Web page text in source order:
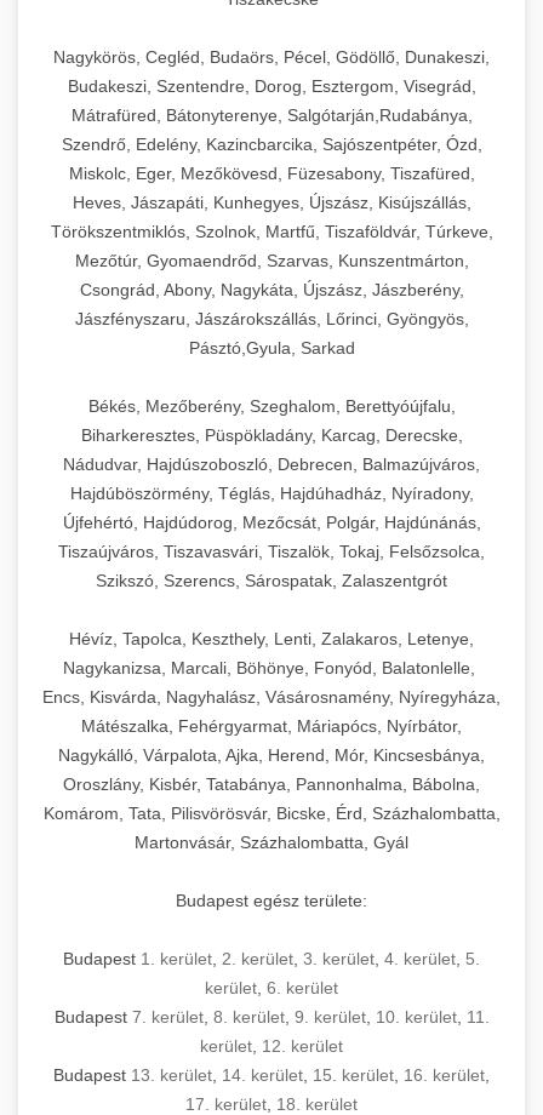
chef-iparikonyhagepek.hu
élelmiszer-előkészítéshez. Különböző reszelési
méretek különböző alkalmazásokhoz.
chef-iparikonyhagepek.hu
kereskedelmi sajtreszelő
🍳 28. Nagykonyhai
Berendezések
+
Teljes körű nagykonyhai berendezések és
professzionális vendéglátóipari kellékek.
Minden, ami szükséges éttermi és catering
műveletekhez.
chef-iparikonyhagepek.hu
kereskedelmi konyhai megoldások
Nagykörös, Cegléd, Budaörs, Pécel, Gödöllő, Dunakeszi,
Budakeszi, Szentendre, Dorog, Esztergom, Visegrád,
Mátrafüred, Bátonyterenye, Salgótarján,Rudabánya,
Szendrő, Edelény, Kazincbarcika, Sajószentpéter, Ózd,
Miskolc, Eger, Mezőkövesd, Füzesabony, Tiszafüred,
Heves, Jászapáti, Kunhegyes, Újszász, Kisújszállás,
Törökszentmiklós, Szolnok, Martfű, Tiszaföldvár, Túrkeve,
Mezőtúr, Gyomaendrőd, Szarvas, Kunszentmárton,
Csongrád, Abony, Nagykáta, Újszász, Jászberény,
Jászfényszaru, Jászárokszállás, Lőrinci, Gyöngyös,
Pásztó,Gyula, Sarkad
Békés, Mezőberény, Szeghalom, Berettyóújfalu,
Biharkeresztes, Püspökladány, Karcag, Derecske,
Nádudvar, Hajdúszoboszló, Debrecen, Balmazújváros,
Hajdúböszörmény, Téglás, Hajdúhadház, Nyíradony,
Újfehértó, Hajdúdorog, Mezőcsát, Polgár, Hajdúnánás,
Tiszaújváros, Tiszavasvári, Tiszalök, Tokaj, Felsőzsolca,
Szikszó, Szerencs, Sárospatak, Zalaszentgrót
Hévíz, Tapolca, Keszthely, Lenti, Zalakaros, Letenye,
Nagykanizsa, Marcali, Böhönye, Fonyód, Balatonlelle,
Encs, Kisvárda, Nagyhalász, Vásárosnamény, Nyíregyháza,
Mátészalka, Fehérgyarmat, Máriapócs, Nyírbátor,
Nagykálló, Várpalota, Ajka, Herend, Mór, Kincsesbánya,
Oroszlány, Kisbér, Tatabánya, Pannonhalma, Bábolna,
Komárom, Tata, Pilisvörösvár, Bicske, Érd, Százhalombatta,
Martonvásár, Százhalombatta, Gyál
Budapest egész területe:
Budapest 1. kerület 2. kerület 3. kerület 4. kerület 5.
kerület 6. kerület
Budapest 7. kerület, 8. kerület, 9. kerület, 10. kerület, 11.
kerület 12. kerület
Budapest 13. kerület 14. kerület 15. kerület 16. kerület
17. kerület 18. kerület